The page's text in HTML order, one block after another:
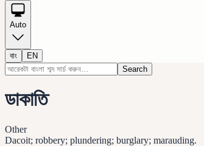
Auto
বাং
EN
Search
ডাকাতি
Other
Dacoit; robbery; plundering; burglary; marauding.